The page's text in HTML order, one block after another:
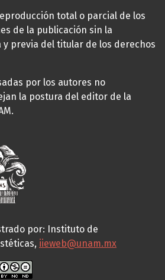
total o parcial de los
de la publicación sin la
y previa del titular de los derechos
por los autores no
la postura del editor de la
por: Instituto de
iieweb@unam.mx